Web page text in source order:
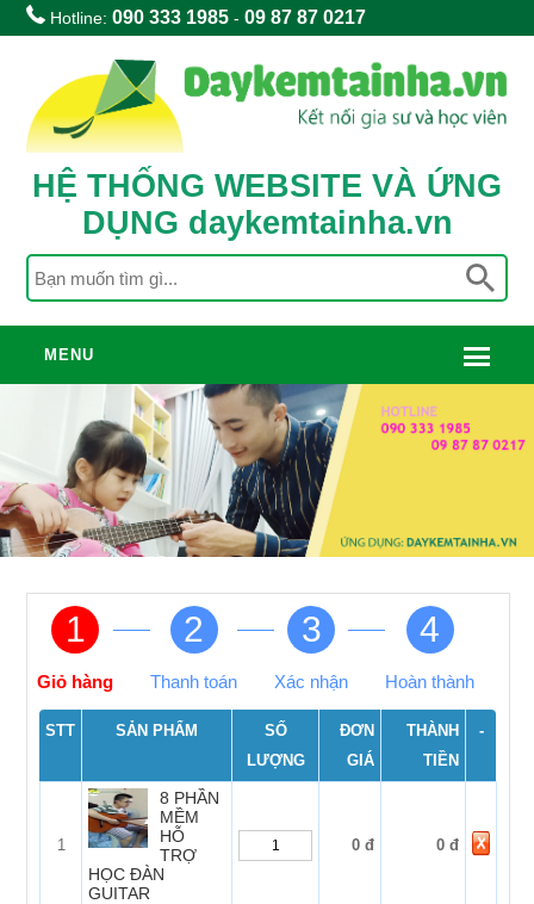
Hotline:090 333 1985 -09 87 87 0217
HỆ THỐNG WEBSITE VÀ ỨNG
DỤNG daykemtainha.vn
MENU
1
Giỏ hàng
2
Thanh toán
3
Xác nhận
4
Hoàn thành
STT SẢN PHẨM
SỐ
LƯỢNG
ĐƠN
GIÁ
THÀNH
TIỀN
-
1
8 PHẦN
MỀM
HỖ
TRỢ
HỌC ĐÀN
GUITAR
0 đ 0 đ